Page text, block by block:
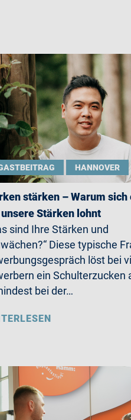
HANNOVER
stärken – Warum sich
Stärken lohnt
sind Ihre Stärken und
Diese typische
löst bei
ein Schulterzucken
bei der…